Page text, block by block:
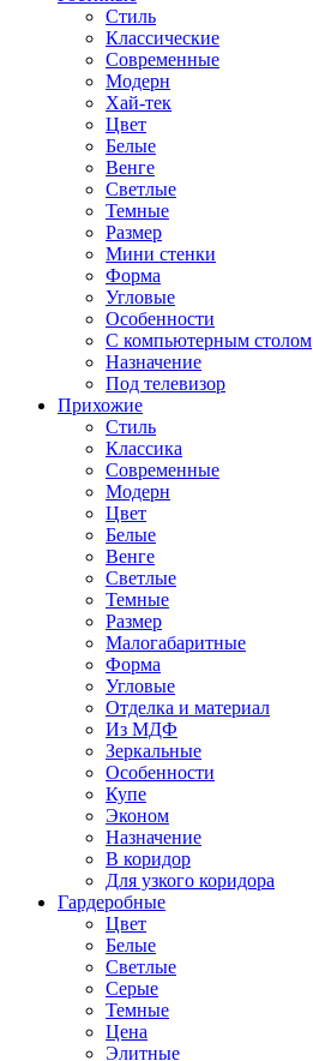
Стиль
Классические
Современные
Модерн
Хай-тек
Цвет
Белые
Венге
Светлые
Темные
Размер
Мини стенки
Форма
Угловые
Особенности
С компьютерным столом
Назначение
Под телевизор
Прихожие
Стиль
Классика
Современные
Модерн
Цвет
Белые
Венге
Светлые
Темные
Размер
Малогабаритные
Форма
Угловые
Отделка и материал
Из МДФ
Зеркальные
Особенности
Купе
Эконом
Назначение
В коридор
Для узкого коридора
Гардеробные
Цвет
Белые
Светлые
Серые
Темные
Цена
Элитные